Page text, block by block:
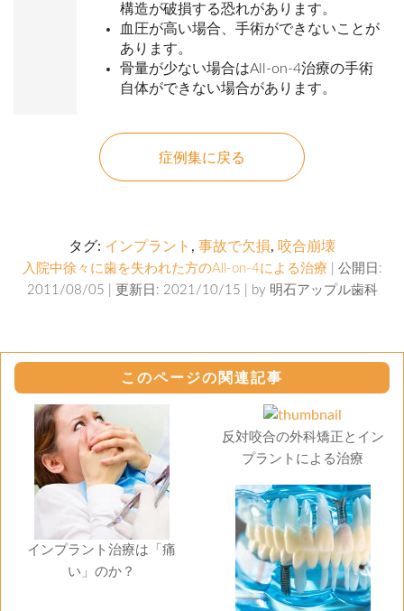
構造が破損する恐れがあります。
血圧が高い場合、手術ができないことが
あります。
骨量が少ない場合はAll-on-4治療の手術
自体ができない場合があります。
症例集に戻る
タグ: インプラント , 事故で欠損, 咬合崩壊
入院中徐々に歯を失われた方のAll-on-4による治療 | 公開日:
2011/08/05 | 更新日: 2021/10/15 | by 明石アップル歯科
このページの関連記事
インプラント治療は「痛
い」のか？
反対咬合の外科矯正とイン
プラントによる治療